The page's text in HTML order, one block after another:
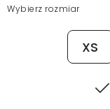
Wybierz rozmiar
XS